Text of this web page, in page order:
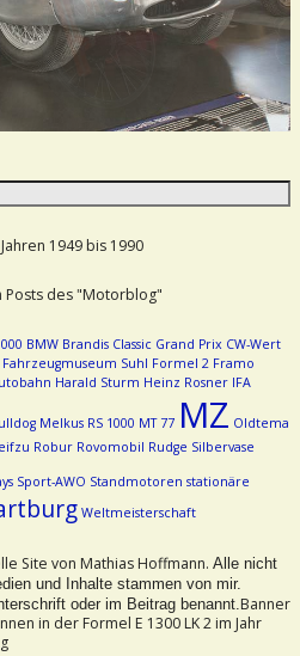
1949 bis 1990
des "Motorblog"
BMW Brandis Classic Grand Prix CW-Wert
Fahrzeugmuseum Suhl Formel 2 Framo
Harald Sturm Heinz Rosner IFA
Melkus RS 1000 MT 77 MZ Oldtema
Robur Rovomobil Rudge Silbervase
Sport-AWO Standmotoren stationäre
Weltmeisterschaft
Site von Mathias Hoffmann. Alle nicht
und Inhalte stammen von mir.
oder im Beitrag benannt.Banner
in der Formel E 1300 LK 2 im Jahr